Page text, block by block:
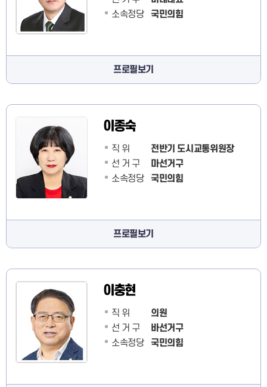
소속정당
국민의힘
프로필보기
이종숙
직 위
전반기 도시교통위원장
선 거 구
마선거구
소속정당
국민의힘
프로필보기
이충현
직 위
의원
선 거 구
바선거구
소속정당
국민의힘